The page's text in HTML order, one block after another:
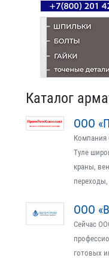
Каталог
ООО
Компания
Туле
краны,
переходы,
ООО
Сейчас
готовых